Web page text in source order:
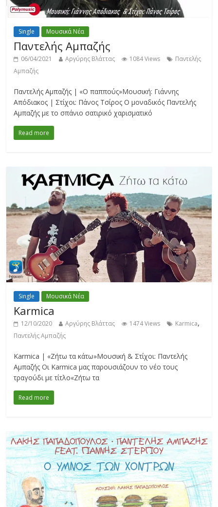
Single Μουσικά Νέα
Παντελής Αμπαζής
06/04/2021 Αργύρης Βλάττας 1084 Views
Παντελής
Αμπαζής
Παντελής Αμπαζής | «Ο παππούς»Μουσική: Γιάννης
Απόδιακος | Στίχοι: Πάνος Τσίρος Ο μοναδικός Παντελής
Αμπαζής με το σπάνιο σατιρικό χαρισματικό
Read more
Single Μουσικά Νέα
Karmica
12/10/2020 Αργύρης Βλάττας 1474 Views Karmica,
Παντελής Αμπαζής
Karmica | «Ζήτω τα κάτω»Μουσική & Στίχοι: Παντελής
Αμπαζής Οι Karmica μας παρουσιάζουν το νέο τους
τραγούδι με τίτλο«Ζήτω τα
Read more